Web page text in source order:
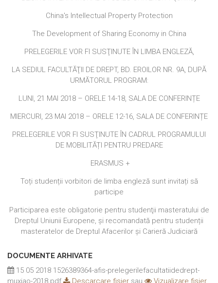
China's Intellectual Property Protection
The Development of Sharing Economy in China
PRELEGERILE VOR FI SUSŢINUTE ÎN LIMBA ENGLEZĂ,
LA SEDIUL FACULTĂŢII DE DREPT, BD. EROILOR NR. 9A, DUPĂ
URMĂTORUL PROGRAM:
LUNI, 21 MAI 2018 – ORELE 14-18, SALA DE CONFERINȚE
MIERCURI, 23 MAI 2018 – ORELE 12-16, SALA DE CONFERINȚE
PRELEGERILE VOR FI SUSŢINUTE ÎN CADRUL PROGRAMULUI
DE MOBILITĂȚI PENTRU PREDARE
ERASMUS +
Toți studenții vorbitori de limba engleză sunt invitați să
participe
Participarea este obligatorie pentru studenţii masteratului de
Dreptul Uniunii Europene, și recomandată pentru studenții
masteratelor de Dreptul Afacerilor și Carieră Judiciară
DOCUMENTE ARHIVATE
15 05 2018 1526389364-afis-prelegerilefacultatiidedrept-
muxiao-2018.pdf
Descarcare fisier sau
Vizualizare fisier